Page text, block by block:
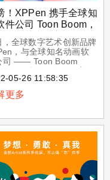
！XPPen 携手全球知
件公司 Toon Boom，
数绘艺术梦想
，全球数字艺术创新品牌
，与全球知名动画软
司 —— Toon Boom
拿大在内的北美大陆地区
了 3 款面向在校大学生
画学习特惠礼包。面向广
个礼包涵盖 Artist 12
Artist 22（2nd）手绘
手绘屏，这也是 XPPen
为新一代数绘爱好者和学
力的理念体现。凭借其
年积累和创新的先进数字
05-26 11:58:35
更多